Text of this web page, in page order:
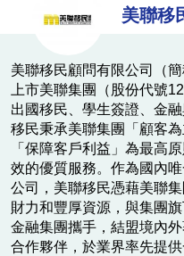
樓
市
理
財
商
業
美聯移
美聯移民顧問有限公司（
上市美聯集團（股份代號
出國移民、學生簽證、金
移民秉承美聯集團「顧客
「保障客戶利益」為最高
效的優質服務。作為國內
公司，美聯移民憑藉美聯
財力和豐厚資源，與集團
金融集團攜手，結盟境內
合作夥伴，於業界率先提